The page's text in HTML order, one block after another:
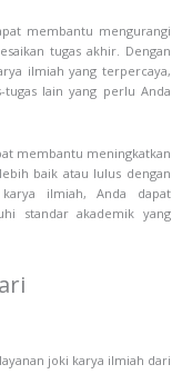
membantu mengurangi
tugas akhir. Dengan
ilmiah yang terpercaya,
lain yang perlu Anda
membantu meningkatkan
baik atau lulus dengan
ilmiah, Anda dapat
standar akademik yang
joki karya ilmiah dari